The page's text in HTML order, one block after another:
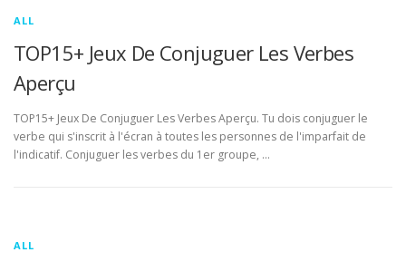
ALL
TOP15+ Jeux De Conjuguer Les Verbes
Aperçu
TOP15+ Jeux De Conjuguer Les Verbes Aperçu. Tu dois conjuguer le
verbe qui s'inscrit à l'écran à toutes les personnes de l'imparfait de
l'indicatif. Conjuguer les verbes du 1er groupe, …
ALL